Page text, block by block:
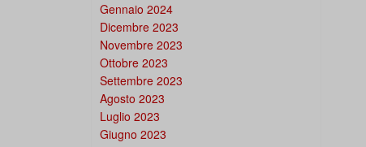
Gennaio 2024
Dicembre 2023
Novembre 2023
Ottobre 2023
Settembre 2023
Agosto 2023
Luglio 2023
Giugno 2023